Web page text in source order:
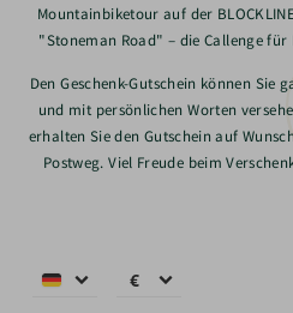
Mountainbiketour auf der
"Stoneman Road" – die Callenge
Den Geschenk-Gutschein können Sie
und mit persönlichen Worten
erhalten Sie den Gutschein auf
Postweg. Viel Freude beim
€
€